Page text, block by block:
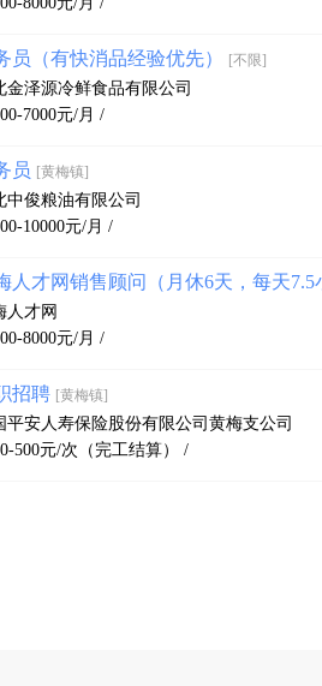
员（有快消品经验优先） [不限]
金泽源冷鲜食品有限公司
7000元/月 /
员 [黄梅镇]
中俊粮油有限公司
10000元/月 /
人才网销售顾问（月休6天，每天7.5
人才网
8000元/月 /
招聘 [黄梅镇]
平安人寿保险股份有限公司黄梅支公司
500元/次（完工结算） /